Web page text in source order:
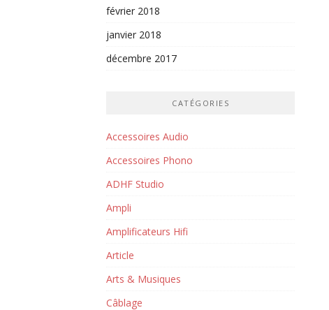
février 2018
janvier 2018
décembre 2017
CATÉGORIES
Accessoires Audio
Accessoires Phono
ADHF Studio
Ampli
Amplificateurs Hifi
Article
Arts & Musiques
Câblage